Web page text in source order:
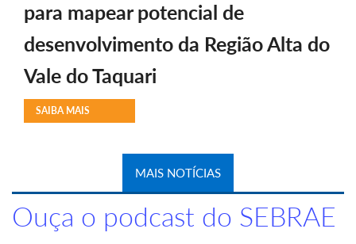
para mapear potencial de
desenvolvimento da Região Alta do
Vale do Taquari
SAIBA MAIS
MAIS NOTÍCIAS
Ouça o podcast do SEBRAE